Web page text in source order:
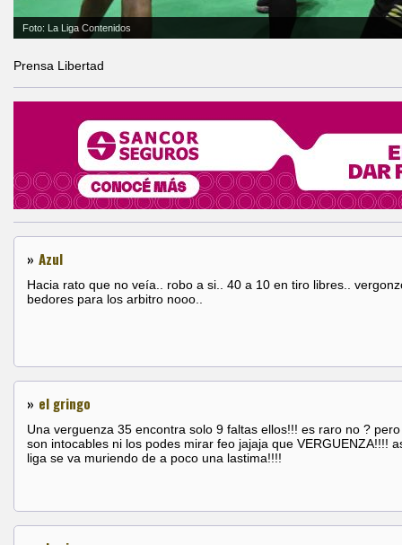
Foto: La Liga Contenidos
Prensa Libertad
» Azul
Hacia rato que no veía.. robo a si.. 40 a 10 en tiro libres..
bedores para los arbitro nooo..
» el gringo
Una verguenza 35 encontra solo 9 faltas ellos!!! es raro no ?
son intocables ni los podes mirar feo jajaja que VERGUENZA!!!!
liga se va muriendo de a poco una lastima!!!!